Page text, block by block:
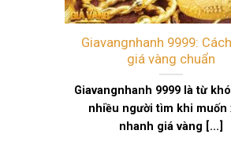
Giavangnhanh 9999:
giá vàng chuẩn
Giavangnhanh 9999 là từ
nhiều người tìm khi muốn
nhanh giá vàng [...]